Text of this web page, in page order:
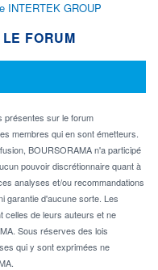
INTERTEK GROUP
FORUM
présentes sur le forum
membres qui en sont émetteurs.
BOURSORAMA n'a participé
pouvoir discrétionnaire quant à
analyses et/ou recommandations
garantie d'aucune sorte. Les
celles de leurs auteurs et ne
Sous réserves des lois
qui y sont exprimées ne